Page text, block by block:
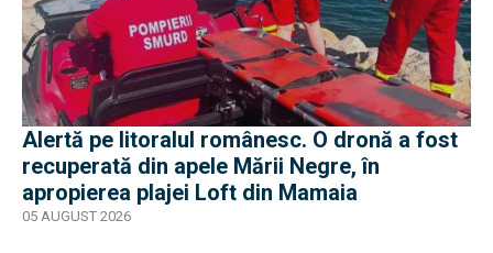
Alertă pe litoralul românesc. O dronă a fost
recuperată din apele Mării Negre, în
apropierea plajei Loft din Mamaia
05 AUGUST 2026